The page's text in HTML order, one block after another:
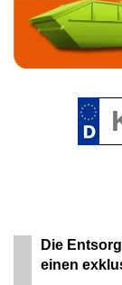
Die
einen